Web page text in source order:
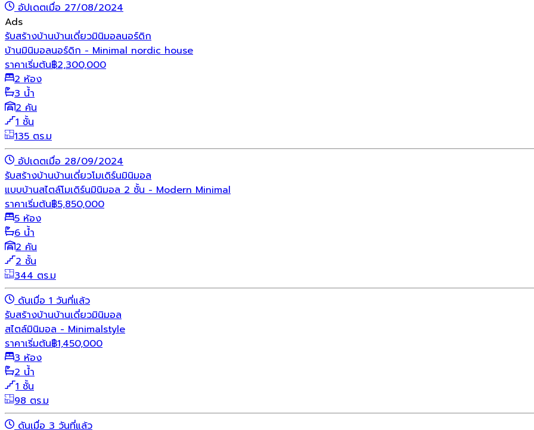
อัปเดตเมื่อ 27/08/2024
Ads
รับสร้างบ้านบ้านเดี่ยวมินิมอลนอร์ดิก
บ้านมินิมอลนอร์ดิก - Minimal nordic house
ราคาเริ่มต้น฿2,300,000
2 ห้อง
3 น้ำ
2 คัน
1 ชั้น
135 ตร.ม
อัปเดตเมื่อ 28/09/2024
รับสร้างบ้านบ้านเดี่ยวโมเดิร์นมินิมอล
แบบบ้านสไตล์โมเดิร์นมินิมอล 2 ชั้น - Modern Minimal
ราคาเริ่มต้น฿5,850,000
5 ห้อง
6 น้ำ
2 คัน
2 ชั้น
344 ตร.ม
ดันเมื่อ 1 วันที่แล้ว
รับสร้างบ้านบ้านเดี่ยวมินิมอล
สไตล์มินิมอล - Minimalstyle
ราคาเริ่มต้น฿1,450,000
3 ห้อง
2 น้ำ
1 ชั้น
98 ตร.ม
ดันเมื่อ 3 วันที่แล้ว